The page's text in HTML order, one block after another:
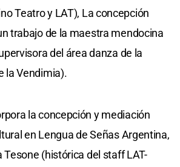
Teatro y LAT), La concepción
trabajo de la maestra mendocina
del área danza de la
la Vendimia).
la concepción y mediación
en Lengua de Señas Argentina,
Tesone (histórica del staff LAT-